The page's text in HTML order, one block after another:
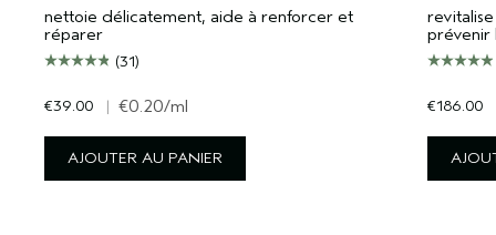
nettoie délicatement, aide à renforcer et
réparer
(31)
€39.00 | €0.20/ml
AJOUTER AU PANIER
prévenir
€186.00